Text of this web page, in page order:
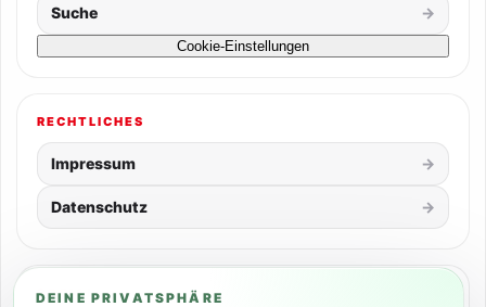
Suche
Cookie-Einstellungen
RECHTLICHES
Impressum
Datenschutz
SOCIAL
DEINE PRIVATSPHÄRE